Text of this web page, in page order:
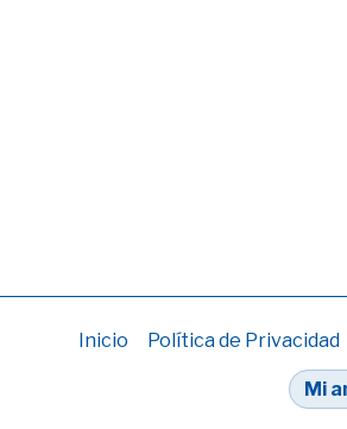
Inicio Política de Privacidad
Mi